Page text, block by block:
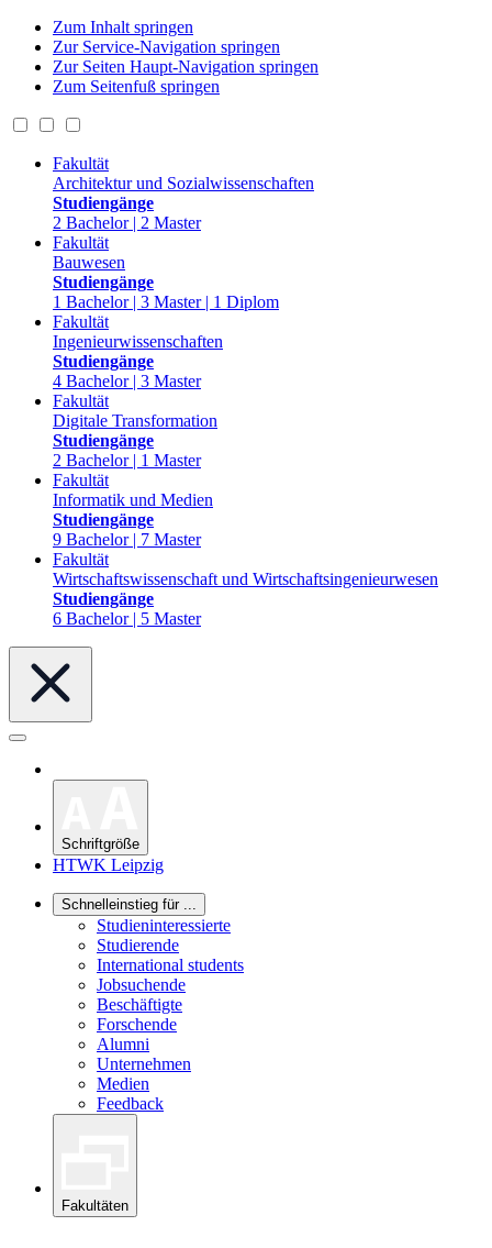
Zum Inhalt springen
Zur Service-Navigation springen
Zur Seiten Haupt-Navigation springen
Zum Seitenfuß springen
Fakultät
Architektur und Sozialwissenschaften
Studiengänge
2 Bachelor | 2 Master
Fakultät
Bauwesen
Studiengänge
1 Bachelor | 3 Master | 1 Diplom
Fakultät
Ingenieurwissenschaften
Studiengänge
4 Bachelor | 3 Master
Fakultät
Digitale Transformation
Studiengänge
2 Bachelor | 1 Master
Fakultät
Informatik und Medien
Studiengänge
9 Bachelor | 7 Master
Fakultät
Wirtschaftswissenschaft und Wirtschaftsingenieurwesen
Studiengänge
6 Bachelor | 5 Master
Schriftgröße
HTWK Leipzig
Schnelleinstieg für ...
Studieninteressierte
Studierende
International students
Jobsuchende
Beschäftigte
Forschende
Alumni
Unternehmen
Medien
Feedback
Fakultäten